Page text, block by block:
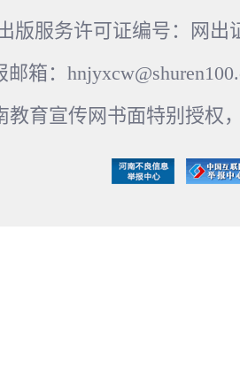
版服务许可证编号：网出
箱：
教育宣传网书面特别授权